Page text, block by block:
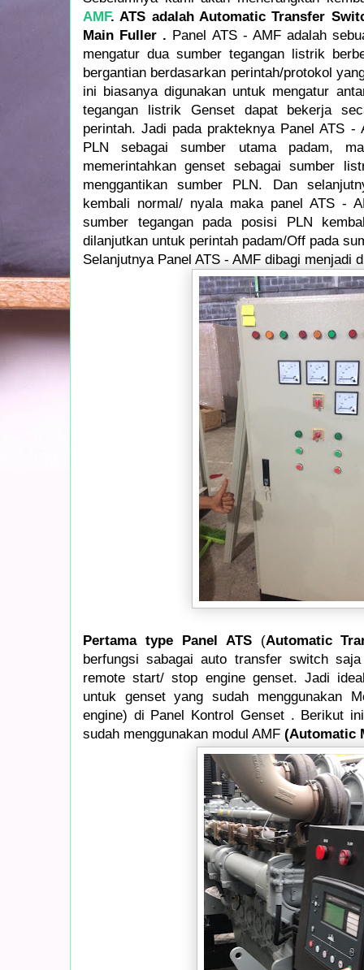
AMF. ATS adalah Automatic Transfer
Main Fuller . Panel ATS - AMF adalah
mengatur dua sumber tegangan listrik
bergantian berdasarkan perintah/protokol
ini biasanya digunakan untuk mengatur
tegangan listrik Genset dapat bekerja
perintah. Jadi pada prakteknya Panel ATS
PLN sebagai sumber utama padam,
memerintahkan genset sebagai sumber
menggantikan sumber PLN. Dan
kembali normal/ nyala maka panel ATS -
sumber tegangan pada posisi PLN
dilanjutkan untuk perintah padam/Off pada
Selanjutnya Panel ATS - AMF dibagi menjadi
Pertama type Panel ATS (Automatic
berfungsi sabagai auto transfer switch
remote start/ stop engine genset. Jadi
untuk genset yang sudah menggunakan
engine) di Panel Kontrol Genset . Berikut
sudah menggunakan modul AMF (Automatic